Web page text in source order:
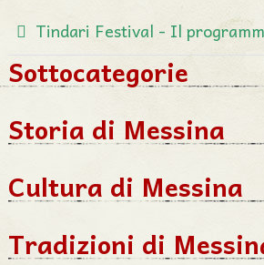
Tindari Festival - Il
Sottocategorie
Storia di Messina
Cultura di Messina
Tradizioni di